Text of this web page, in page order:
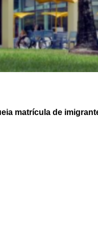
matrícula de